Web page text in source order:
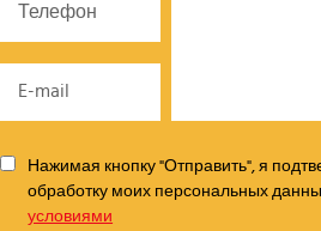
Нажимая кнопку "Отправить", я
обработку моих персональных
условиями